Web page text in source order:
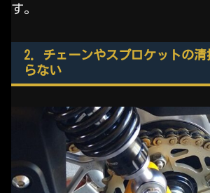
す。
2. チェーンやスプロケットの清
らない